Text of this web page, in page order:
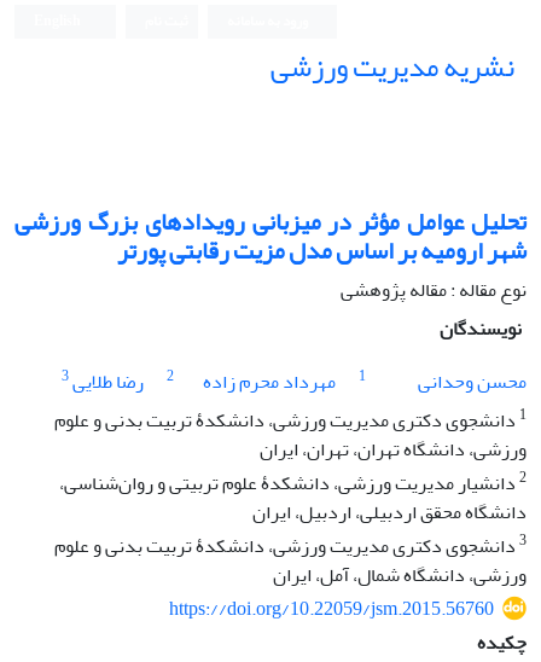
نشریه مدیریت ورزشی
تحلیل عوامل مؤثر در میزبانی رویدادهای بزرگ ورزشی
شهر ارومیه بر اساس مدل مزیت رقابتی پورتر
نوع مقاله : مقاله پژوهشی
نویسندگان
محسن وحدانی
1 مهرداد محرم زاده 2 رضا طلایی3
1 دانشجوی دکتری مدیریت ورزشی، دانشکدۀ تربیت بدنی و علوم
ورزشی، دانشگاه تهران، تهران، ایران
2دانشیار مدیریت ورزشی، دانشکدۀ علوم تربیتی و روان‌شناسی،
دانشگاه محقق اردبیلی، اردبیل، ایران
3دانشجوی دکتری مدیریت ورزشی، دانشکدۀ تربیت بدنی و علوم
ورزشی، دانشگاه شمال، آمل، ایران
https://doi.org/10.22059/jsm.2015.56760
چکیده